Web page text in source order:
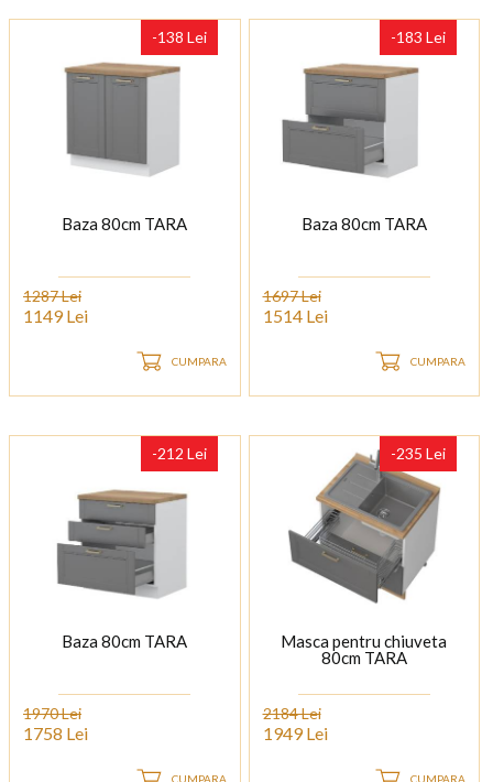
-138 Lei
Baza 80cm TARA
1287 Lei
1149 Lei
CUMPARA
-183 Lei
Baza 80cm TARA
1697 Lei
1514 Lei
CUMPARA
-212 Lei
Baza 80cm TARA
1970 Lei
1758 Lei
CUMPARA
-235 Lei
Masca pentru chiuveta
80cm TARA
2184 Lei
1949 Lei
CUMPARA